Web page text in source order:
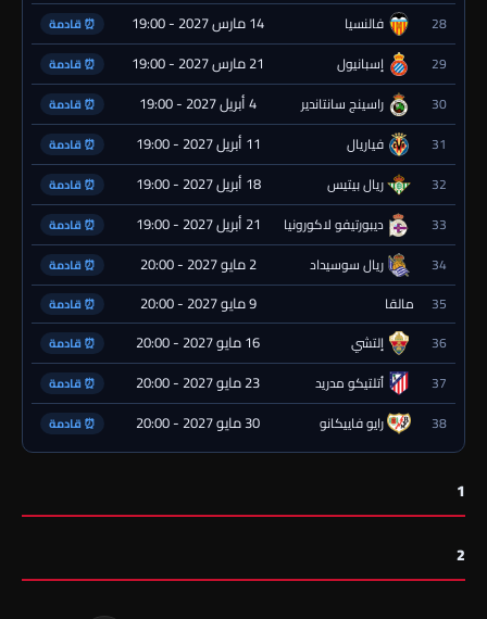
28 فالنسيا 14 مارس 2027 - 19:00 ⏰ قادمة
29 إسبانيول 21 مارس 2027 - 19:00 ⏰ قادمة
30 راسينج سانتاندير 4 أبريل 2027 - 19:00 ⏰ قادمة
31 فياريال 11 أبريل 2027 - 19:00 ⏰ قادمة
32 ريال بيتيس 18 أبريل 2027 - 19:00 ⏰ قادمة
33 ديبورتيفو لاكورونيا 21 أبريل 2027 - 19:00 ⏰ قادمة
34 ريال سوسيداد 2 مايو 2027 - 20:00 ⏰ قادمة
35 مالقا 9 مايو 2027 - 20:00 ⏰ قادمة
36 إلتشي 16 مايو 2027 - 20:00 ⏰ قادمة
37 أتلتيكو مدريد 23 مايو 2027 - 20:00 ⏰ قادمة
38 رايو فاييكانو 30 مايو 2027 - 20:00 ⏰ قادمة
1
2